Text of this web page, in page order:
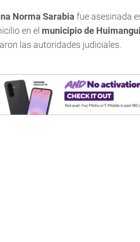
Norma Sarabia fue asesinada
en el municipio de
las autoridades judiciales.